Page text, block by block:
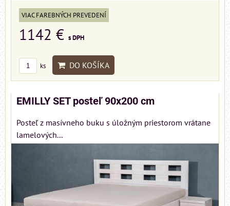
VIAC FAREBNÝCH PREVEDENÍ
1142 € s DPH
ks DO KOŠÍKA
EMILLY SET posteľ 90x200 cm
Posteľ z masívneho buku s úložným priestorom vrátane
lamelových...